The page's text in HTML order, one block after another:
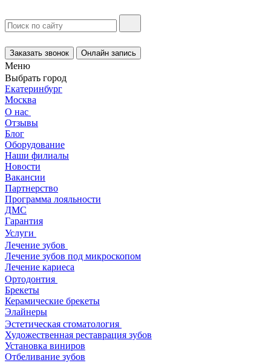
Заказать звонок Онлайн запись
Меню
Выбрать город
Екатеринбург
Москва
О нас
Отзывы
Блог
Оборудование
Наши филиалы
Новости
Вакансии
Партнерство
Программа лояльности
ДМС
Гарантия
Услуги
Лечение зубов
Лечение зубов под микроскопом
Лечение кариеса
Ортодонтия
Брекеты
Керамические брекеты
Элайнеры
Эстетическая стоматология
Художественная реставрация зубов
Установка виниров
Отбеливание зубов